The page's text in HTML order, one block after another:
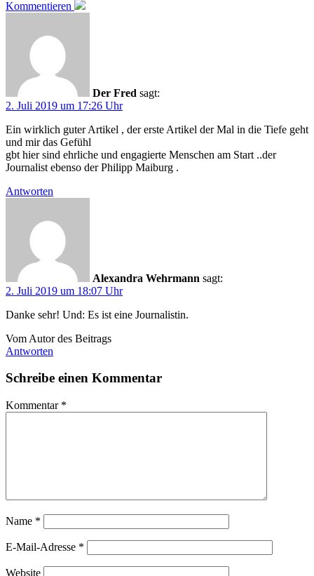
Kommentieren
Der Fred sagt:
2. Juli 2019 um 17:26 Uhr
Ein wirklich guter Artikel , der erste Artikel der Mal in die Tiefe geht
und mir das Gefühl
gbt hier sind ehrliche und engagierte Menschen am Start ..der
Journalist ebenso der Philipp Maiburg .
Antworten
Alexandra Wehrmann sagt:
2. Juli 2019 um 18:07 Uhr
Danke sehr! Und: Es ist eine Journalistin.
Vom Autor des Beitrags
Antworten
Schreibe einen Kommentar
Kommentar *
Name *
E-Mail-Adresse *
Website